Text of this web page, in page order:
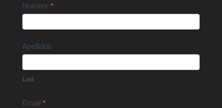
Contact
Nombre *
Apellidos
Last
Email *